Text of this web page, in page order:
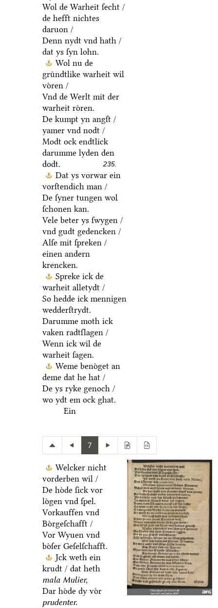
Wol de Warheit ſecht /
de hefft nichtes
daruon /
Denn nydt vnd hath /
dat ys ſyn lohn.
Wol nu de
gruͤndtlike warheit wil
voͤren /
Vnd de Werlt mit der
warheit roͤren.
De kumpt yn angſt /
yamer vnd nodt /
Modt ock endtlick
darumme lyden den
dodt.
235.
Dat ys vorwar ein
vorſtendich man /
De ſyner tungen wol
ſchonen kan.
Vele beter ys ſwygen /
vnd gudt gedencken /
Alſe mit ſpreken /
einen andern
krencken.
Spreke ick de
warheit alletydt /
So hedde ick mennigen
wedderſtrydt.
Darumme moth ick
vaken radtſlagen /
Wenn ick wil de
warheit ſagen.
Weme benoͤget an
deme dat he hat /
De ys ryke genoch /
wo ydt em ock ghat.
Ein
7
Welcker nicht
vorderben wil /
De hoͤde ſick vor
loͤgen vnd ſpel.
Vorkauffen vnd
Boͤrgeſchafft /
Vor Wyuen vnd
boͤſer Geſelſchafft.
Jck weth ein
krudt / dat heth
mala Mulier,
Dar hoͤde dy voͤr
prudenter.